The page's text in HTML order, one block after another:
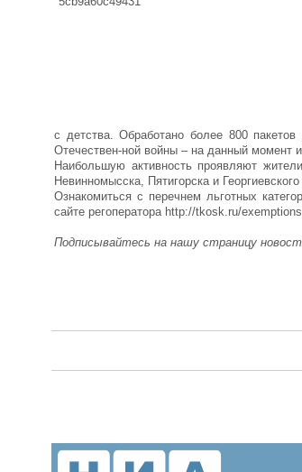
с детства. Обработано более 800
Отечествен-ной войны – на данный момент
Наибольшую активность проявляют
Невинномысска, Пятигорска и
Ознакомиться с перечнем льготных
сайте регоператора http://tkosk.ru/
Подписывайтесь на нашу страницу